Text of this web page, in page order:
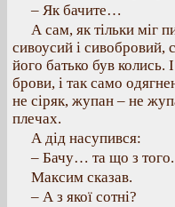
– Як бачите…
А сам, як тільки міг
сивоусий і сивобровий,
його батько був колись.
брови, і так само
не сіряк, жупан – не
плечах.
А дід насупився:
– Бачу… та що з того.
Максим сказав.
– А з якої сотні?